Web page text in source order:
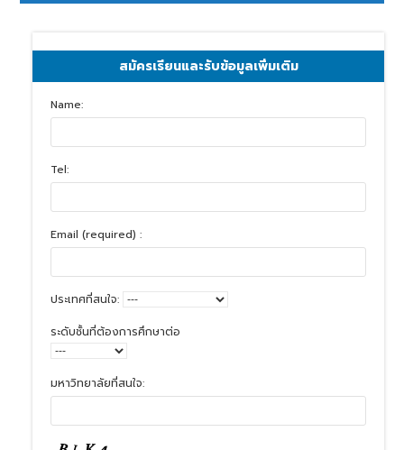
สมัครเรียนและรับข้อมูลเพิ่มเติม
Name:
Tel:
Email (required) :
ประเทศที่สนใจ:
ระดับชั้นที่ต้องการศึกษาต่อ
มหาวิทยาลัยที่สนใจ: